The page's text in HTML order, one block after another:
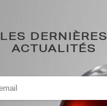
LES DERNIÈRES
ACTUALITÉS